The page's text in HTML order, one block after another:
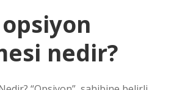
nedir?